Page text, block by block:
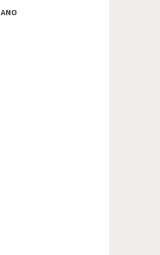
ANO